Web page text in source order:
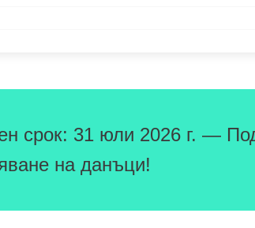
срок: 31 юли 2026 г. —
на данъци!